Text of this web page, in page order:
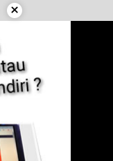
×